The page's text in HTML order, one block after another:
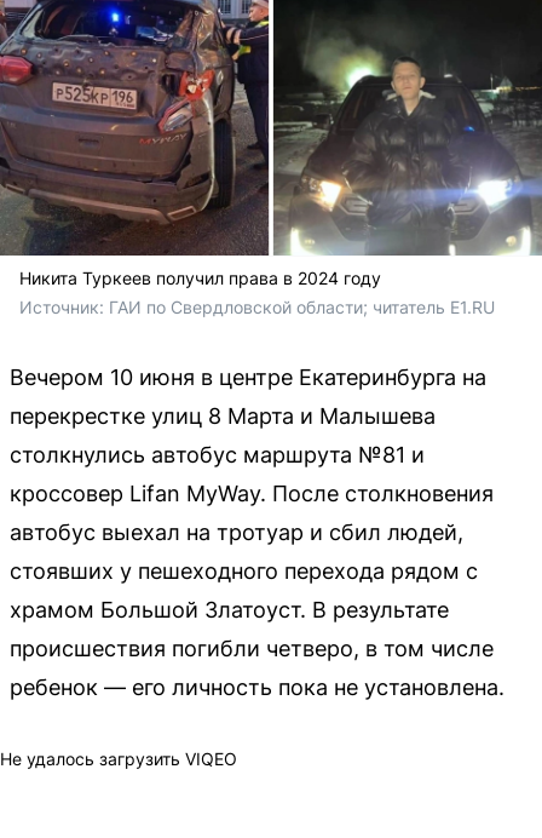
Никита Туркеев получил права в 2024 году
Источник: ГАИ по Свердловской области; читатель E1.RU
Вечером 10 июня в центре Екатеринбурга на
перекрестке улиц 8 Марта и Малышева
столкнулись автобус маршрута №81 и
кроссовер Lifan MyWay. После столкновения
автобус выехал на тротуар и сбил людей,
стоявших у пешеходного перехода рядом с
храмом Большой Златоуст. В результате
происшествия погибли четверо, в том числе
ребенок — его личность пока не установлена.
Не удалось загрузить VIQEO